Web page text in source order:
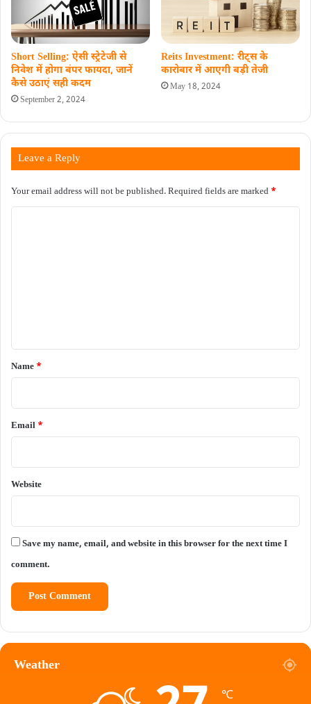
Short Selling: ऐसी स्‍ट्रेटेजी से
निवेश में होगा बंपर फायदा, जानें
कैसे उठाएं सही कदम
September 2, 2024
Reits Investment: रीट्स के
कारोबार में आएगी बड़ी तेजी
May 18, 2024
Leave a Reply
Your email address will not be published.Required fields are marked *
*
Name *
Email *
Website
Save my name, email, and website in this browser for the next time I
comment.
Weather
℃